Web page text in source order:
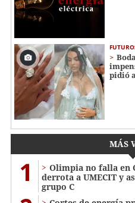
pidió
MÁS
1
Olimpia no falla en
derrota a UMECIT y
grupo C